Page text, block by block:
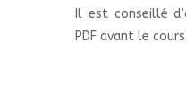
Il est conseillé
PDF avant le cours.